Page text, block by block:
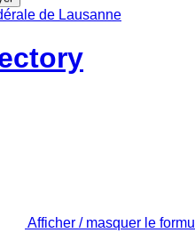
Afficher / masquer le